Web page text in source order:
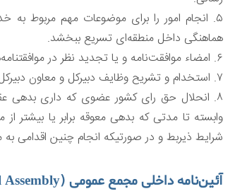
۵. انجام امور را برای موضوعات مهم مربوط به
هماهنگی داخل منطقه‌ای تسریع ببخشد.
۶. امضاء موافقت‌نامه و یا تجدید نظر در موافقتنامه‌های قبلی انجام شده بین جامعه مخابراتی و دولت‌ها، سازمان‌ها یا موسسات.
۷. استخدام و تشریح وظایف دبیرکل و معاون دبیرکل جامعه مخابراتی.
۸. انحلال حق رای کشور عضوی که داری بدهی
وابسته تا مدتی که بدهی معوقه برابر یا
شرایط ذیربط و در صورتیکه انجام چنین اقدامی
آئین‌نامه داخلی مجمع عمومی (General Assembly)